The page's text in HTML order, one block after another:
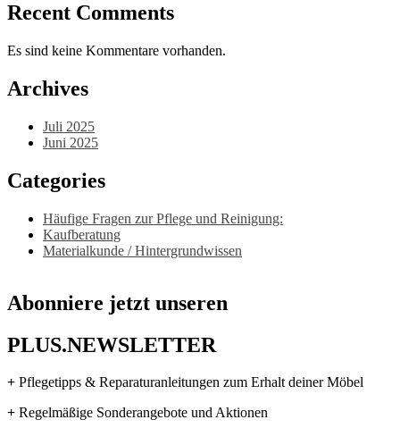
Recent Comments
Es sind keine Kommentare vorhanden.
Archives
Juli 2025
Juni 2025
Categories
Häufige Fragen zur Pflege und Reinigung:
Kaufberatung
Materialkunde / Hintergrundwissen
Abonniere jetzt unseren
PLUS.NEWSLETTER
+ Pflegetipps & Reparaturanleitungen zum Erhalt deiner Möbel
+ Regelmäßige Sonderangebote und Aktionen